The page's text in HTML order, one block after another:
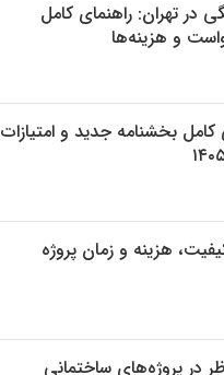
در تهران: راهنمای کامل
و هزینه‌ها
بخشنامه جدید و امتیازات
هزینه و زمان پروژه
در پروژه‌های ساختمانی